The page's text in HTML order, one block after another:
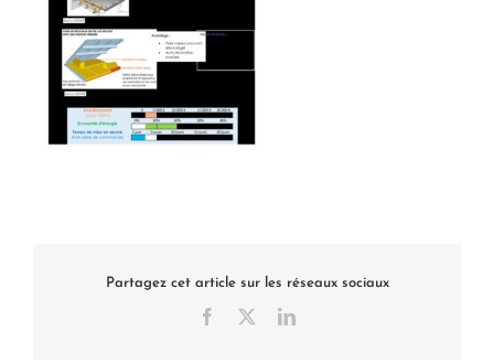
Partagez cet article sur les réseaux sociaux
Facebook LinkedIn